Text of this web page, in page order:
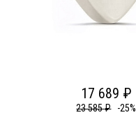
17 689 ₽
23 585 ₽ -25%